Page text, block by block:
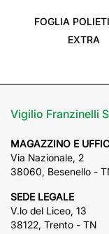
FOGLIA
EXTRA
Vigilio Franzinelli
MAGAZZINO E
Via Nazionale, 2
38060, Besenello -
SEDE LEGALE
V.lo del Liceo, 13
38122, Trento - TN